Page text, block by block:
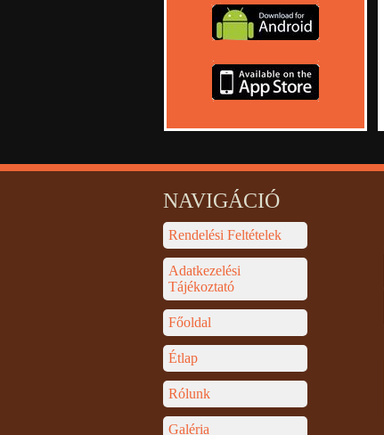
NAVIGÁCIÓ
Rendelési Feltételek
Adatkezelési
Tájékoztató
Főoldal
Étlap
Rólunk
Galéria